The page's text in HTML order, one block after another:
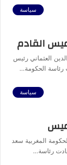
سياسة
القادم
الدين العثماني رئيس
رئاسة الحكومة…
سياسة
المغربية سعد
رئاسة…